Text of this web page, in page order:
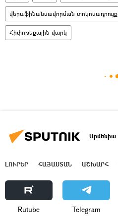
վերաֆինանսավորման տոկոսադրույք
Հիփոթեքային վարկ
Արմենիա
ԼՈՒՐԵՐ ՀԱՅԱՍՏԱՆ ԱՇԽԱՐՀ
Rutube Telegram